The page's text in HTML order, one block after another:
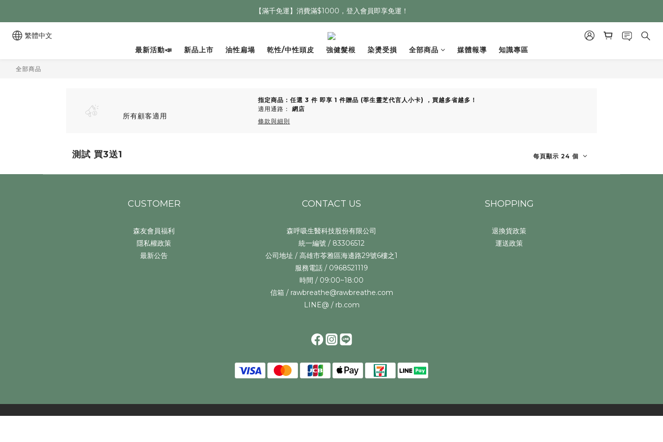
【滿千免運】消費滿$1000，登入會員即享免運！
繁體中文
最新活動📣
新品上市 油性扁塌 乾性/中性頭皮 強健髮根 染燙受損 全部商品 媒體報導 知識專區
全部商品
所有顧客適用
指定商品：任選 3 件 即享 1 件贈品 (莘生靈芝代言人小卡) ，買越多省越多！
適用通路： 網店
條款與細則
測試 買3送1 每頁顯示 24 個
CUSTOMER
森友會員福利
隱私權政策
最新公告
CONTACT US
森呼吸生醫科技股份有限公司
統一編號 / 83306512
公司地址 / 高雄市苓雅區海邊路29號6樓之1
服務電話 / 0968521119
時間 / 09:00~18:00
信箱 / rawbreathe@rawbreathe.com
LINE@ / rb.com
SHOPPING
退換貨政策
運送政策